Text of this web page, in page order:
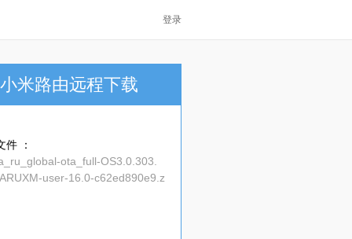
登录
小米路由远程下载
件 ：
ota_full-OS3.0.303.
user-16.0-c62ed890e9.z